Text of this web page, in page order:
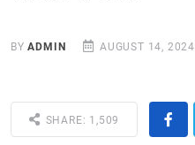
BYADMIN AUGUST 14, 2024
SHARE: 1,509